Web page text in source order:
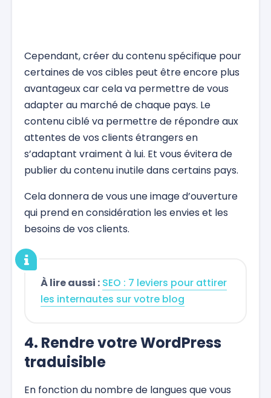
Cependant, créer du contenu spécifique pour
certaines de vos cibles peut être encore plus
avantageux car cela va permettre de vous
adapter au marché de chaque pays. Le
contenu ciblé va permettre de répondre aux
attentes de vos clients étrangers en
s’adaptant vraiment à lui. Et vous évitera de
publier du contenu inutile dans certains pays.
Cela donnera de vous une image d’ouverture
qui prend en considération les envies et les
besoins de vos clients.
À lire aussi : SEO : 7 leviers pour attirer
les internautes sur votre blog
4. Rendre votre WordPress
traduisible
En fonction du nombre de langues que vous